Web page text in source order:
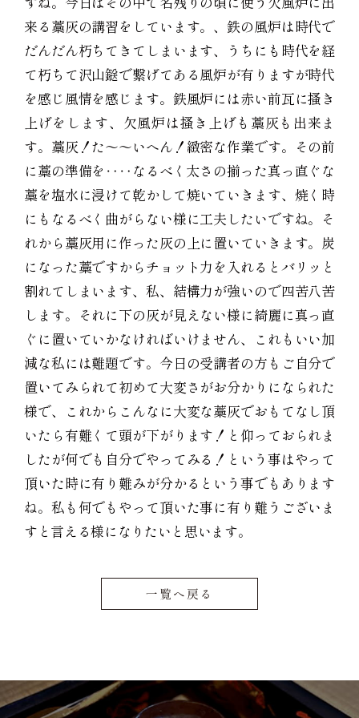
来る藁灰の講習をしています。、鉄の風炉は時代で
だんだん朽ちてきてしまいます、うちにも時代を経
て朽ちて沢山鎹で繋げてある風炉が有りますが時代
を感じ風情を感じます。鉄風炉には赤い前瓦に搔き
上げをします、欠風炉は搔き上げも藁灰も出来ま
す。藁灰！た〜〜いへん！緻密な作業です。その前
に藁の準備を‥‥なるべく太さの揃った真っ直ぐな
藁を塩水に浸けて乾かして焼いていきます、焼く時
にもなるべく曲がらない様に工夫したいですね。そ
れから藁灰用に作った灰の上に置いていきます。炭
になった藁ですからチョット力を入れるとバリッと
割れてしまいます、私、結構力が強いので四苦八苦
します。それに下の灰が見えない様に綺麗に真っ直
ぐに置いていかなければいけません、これもいい加
減な私には難題です。今日の受講者の方もご自分で
置いてみられて初めて大変さがお分かりになられた
様で、これからこんなに大変な藁灰でおもてなし頂
いたら有難くて頭が下がります！と仰っておられま
したが何でも自分でやってみる！という事はやって
頂いた時に有り難みが分かるという事でもあります
ね。私も何でもやって頂いた事に有り難うございま
すと言える様になりたいと思います。